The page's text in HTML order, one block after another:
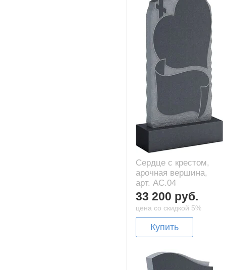
Сердце с крестом,
арочная вершина,
арт. AC.04
33 200 руб.
цена со скидкой 5%
Купить